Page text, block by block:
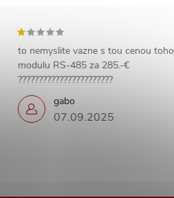
gabo
07.09.2025
to nemyslite vazne s tou cenou toho
modulu RS-485 za 285.-€
???????????????????????